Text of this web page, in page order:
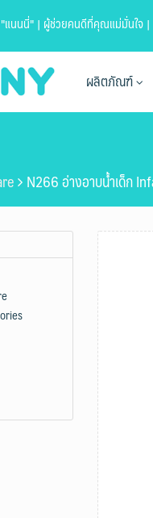
แนนนี่" | ผู้ช่วยคนดีที่คุณแม่มั่นใจ |
ผลิตภัณฑ์
N266 อ่างอาบน้ำเด็ก